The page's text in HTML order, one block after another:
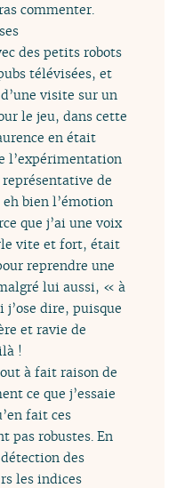
commenter.
des petits robots
télévisées, et
visite sur un
le jeu, dans cette
en était
l’expérimentation
de
eh bien l’émotion
que j’ai une voix
vite et fort, était
reprendre une
lui aussi, « à
dire, puisque
et ravie de
!
à fait raison de
ce que j’essaie
fait ces
pas robustes. En
des
les indices